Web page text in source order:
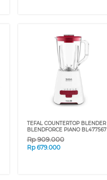
TEFAL COUNTERTOP BLENDER
BLENDFORCE PIANO BL477567
Rp909.000
Rp 679.000